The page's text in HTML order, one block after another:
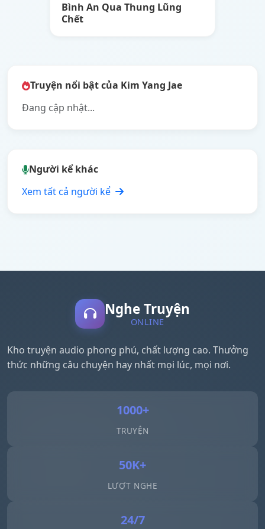
Bình An Qua Thung Lũng
Chết
Truyện nổi bật của Kim Yang Jae
Đang cập nhật...
Người kể khác
Xem tất cả người kể
Nghe Truyện
ONLINE
Kho truyện audio phong phú, chất lượng cao. Thưởng
thức những câu chuyện hay nhất mọi lúc, mọi nơi.
1000+
TRUYỆN
50K+
LƯỢT NGHE
24/7